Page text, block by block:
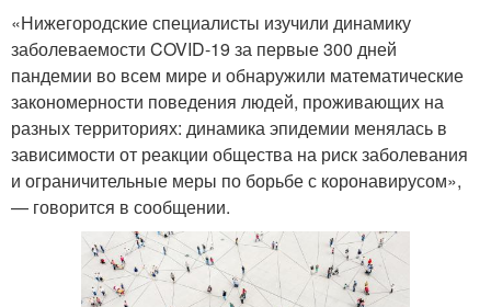
«Нижегородские специалисты изучили динамику
заболеваемости COVID-19 за первые 300 дней
пандемии во всем мире и обнаружили математические
закономерности поведения людей, проживающих на
разных территориях: динамика эпидемии менялась в
зависимости от реакции общества на риск заболевания
и ограничительные меры по борьбе с коронавирусом»,
— говорится в сообщении.